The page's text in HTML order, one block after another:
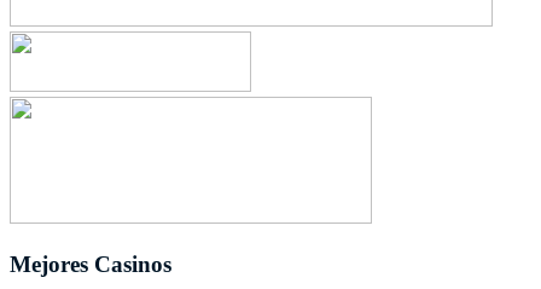
Mejores Casinos